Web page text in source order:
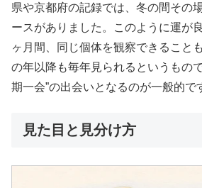
県や京都府の記録では、冬の間その
ースがありました。このように運が
ヶ月間、同じ個体を観察できること
の年以降も毎年見られるというもの
期一会”の出会いとなるのが一般的で
見た目と見分け方